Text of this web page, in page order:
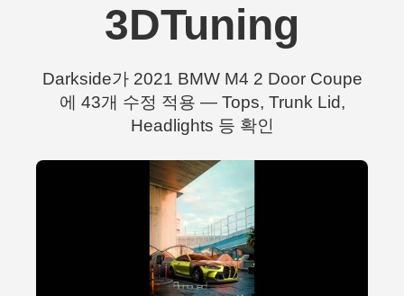
3DTuning
Darkside가 2021 BMW M4 2 Door Coupe
에 43개 수정 적용 — Tops, Trunk Lid,
Headlights 등 확인